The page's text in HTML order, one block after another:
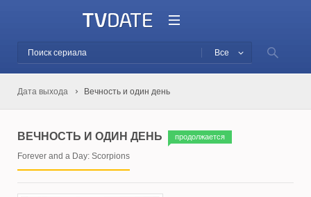
Все
Дата выхода Вечность и один день
ВЕЧНОСТЬ И ОДИН ДЕНЬ продолжается
Forever and a Day: Scorpions